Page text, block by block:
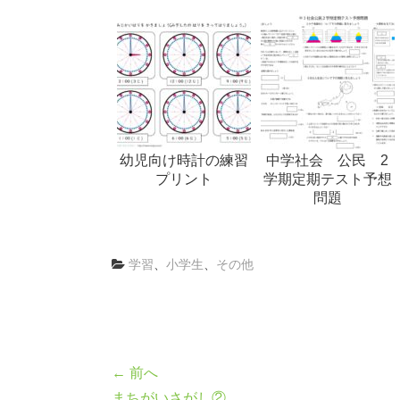
幼児向け時計の練習
プリント
中学社会 公民 2
学期定期テスト予想
問題
学習、 小学生、 その他
← 前へ